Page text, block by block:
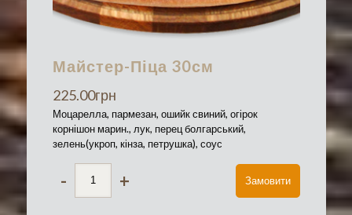
Майстер-Піца 30см
225.00грн
Моцарелла, пармезан, ошийк свиний, огірок
корнішон марин., лук, перец болгарський,
зелень(укроп, кінза, петрушка), соус
- + Замовити